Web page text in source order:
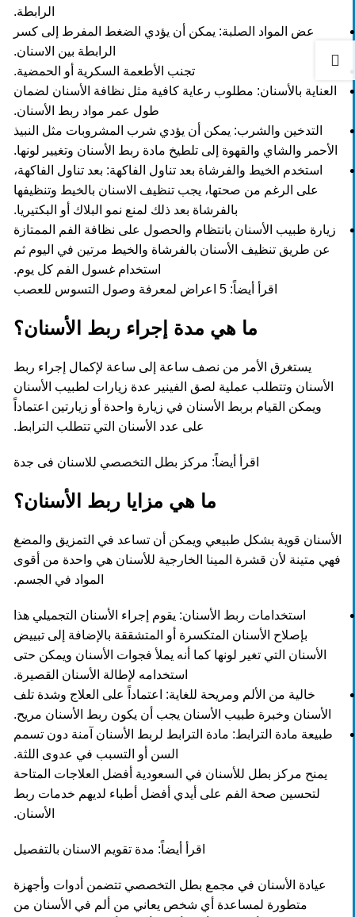
الرابطة.
عض المواد الصلبة: يمكن أن يؤدي الضغط المفرط إلى كسر
الرابطة بين الاسنان.
تجنب الأطعمة السكرية أو الحمضية.
العناية بالأسنان: مطلوب رعاية كافية مثل نظافة الأسنان لضمان
طول عمر مواد ربط الأسنان.
التدخين والشرب: يمكن أن يؤدي شرب المشروبات مثل النبيذ
الأحمر والشاي والقهوة إلى تلطيخ مادة ربط الأسنان وتغيير لونها.
استخدم الخيط والفرشاة بعد تناول الفاكهة: بعد تناول الفاكهة،
على الرغم من صحتها، يجب تنظيف الاسنان بالخيط وتنظيفها
بالفرشاة بعد ذلك لمنع نمو البلاك أو البكتيريا.
زيارة طبيب الأسنان بانتظام والحصول على نظافة الفم الممتازة
عن طريق تنظيف الأسنان بالفرشاة والخيط مرتين في اليوم ثم
استخدام غسول الفم كل يوم.
اقرأ أيضاً: 5 اعراض لمعرفة وصول التسوس للعصب
ما هي مدة إجراء ربط الأسنان؟
يستغرق الأمر من نصف ساعة إلى ساعة لإكمال إجراء ربط
الأسنان وتتطلب عملية لصق الفينير عدة زيارات لطبيب الأسنان
ويمكن القيام بربط الأسنان في زيارة واحدة أو زيارتين اعتماداً
على عدد الأسنان التي تتطلب الترابط.
اقرأ أيضاً: مركز بطل التخصصي للاسنان فى جدة
ما هي مزايا ربط الأسنان؟
الأسنان قوية بشكل طبيعي ويمكن أن تساعد في التمزيق والمضغ
فهي متينة لأن قشرة المينا الخارجية للأسنان هي واحدة من أقوى
المواد في الجسم.
استخدامات ربط الأسنان: يقوم إجراء الأسنان التجميلي هذا
بإصلاح الأسنان المتكسرة أو المتشققة بالإضافة إلى تبييض
الأسنان التي تغير لونها كما أنه يملأ فجوات الأسنان ويمكن حتى
استخدامه لإطالة الأسنان القصيرة.
خالية من الألم ومريحة للغاية: اعتماداً على العلاج وشدة تلف
الأسنان وخبرة طبيب الأسنان يجب أن يكون ربط الأسنان مريح.
طبيعة مادة الترابط: مادة الترابط لربط الأسنان آمنة دون تسمم
السن أو التسبب في عدوى اللثة.
يمنح مركز بطل للأسنان في السعودية أفضل العلاجات المتاحة
لتحسين صحة الفم على أيدي أفضل أطباء لديهم خدمات ربط
الأسنان.
اقرأ أيضاً: مدة تقويم الاسنان بالتفصيل
عيادة الأسنان في مجمع بطل التخصصي تتضمن أدوات وأجهزة
متطورة لمساعدة أي شخص يعاني من ألم في الأسنان من